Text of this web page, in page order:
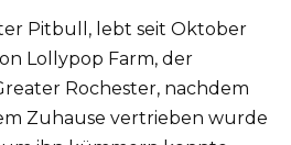
Pitbull, lebt seit Oktober
Lollypop Farm, der
Rochester, nachdem
Zuhause vertrieben wurde